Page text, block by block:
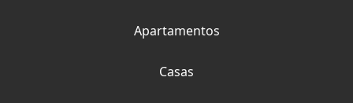
Apartamentos
Casas